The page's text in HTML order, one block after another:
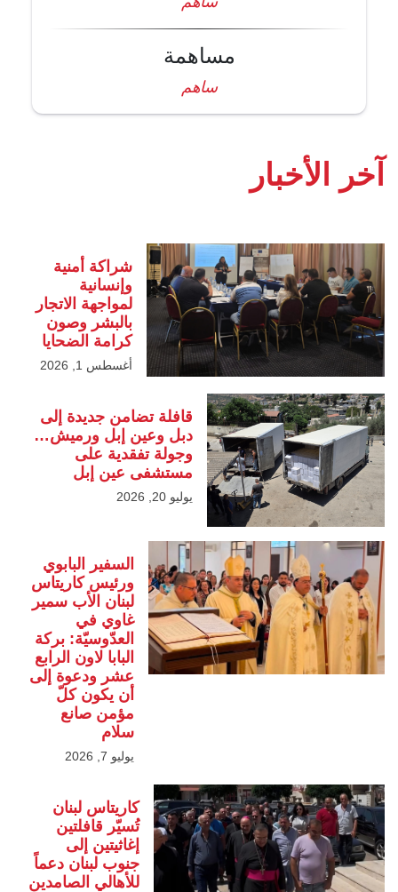
مساهمة
ساهم
آخر الأخبار
شراكة أمنية
وإنسانية
لمواجهة الاتجار
بالبشر وصون
كرامة الضحايا
أغسطس 1, 2026
قافلة تضامن جديدة إلى
دبل وعين إبل ورميش…
وجولة تفقدية على
مستشفى عين إبل
يوليو 20, 2026
السفير البابوي
ورئيس كاريتاس
لبنان الأب سمير
غاوي في
العدّوسيّة: بركة
البابا لاون الرابع
عشر ودعوة إلى
أن يكون كلّ
مؤمن صانع
سلام
يوليو 7, 2026
كاريتاس لبنان
تُسيّر قافلتين
إغاثيتين إلى
جنوب لبنان دعماً
للأهالي الصامدين